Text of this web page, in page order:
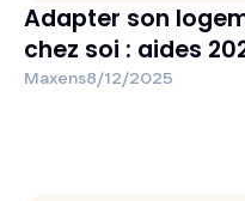
Adapter son
chez soi : aides
Maxens8/12/2025